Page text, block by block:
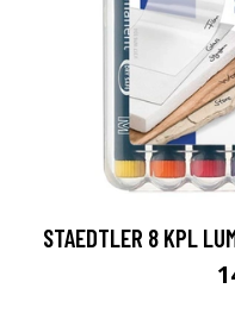
STAEDTLER 8 KPL